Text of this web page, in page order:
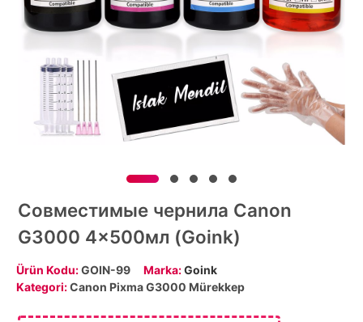
Совместимые чернила Canon
G3000 4x500мл (Goink)
Ürün Kodu:GOIN-99 Marka:Goink
Kategori:Canon Pixma G3000 Mürekkep